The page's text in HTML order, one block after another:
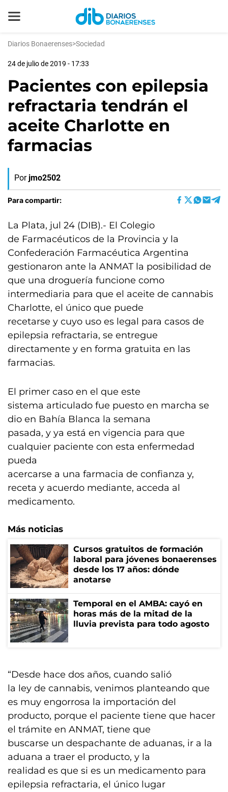
Diarios Bonaerenses>Sociedad
24 de julio de 2019 - 17:33
Pacientes con epilepsia
refractaria tendrán el
aceite Charlotte en
farmacias
Por jmo2502
Para compartir:
La Plata, jul 24 (DIB).- El Colegio
de Farmacéuticos de la Provincia y la
Confederación Farmacéutica Argentina
gestionaron ante la ANMAT la posibilidad de
que una droguería funcione como
intermediaria para que el aceite de cannabis
Charlotte, el único que puede
recetarse y cuyo uso es legal para casos de
epilepsia refractaria, se entregue
directamente y en forma gratuita en las
farmacias.
El primer caso en el que este
sistema articulado fue puesto en marcha se
dio en Bahía Blanca la semana
pasada, y ya está en vigencia para que
cualquier paciente con esta enfermedad
pueda
acercarse a una farmacia de confianza y,
receta y acuerdo mediante, acceda al
medicamento.
Más noticias
Cursos gratuitos de formación
laboral para jóvenes bonaerenses
desde los 17 años: dónde
anotarse
Temporal en el AMBA: cayó en
horas más de la mitad de la
lluvia prevista para todo agosto
“Desde hace dos años, cuando salió
la ley de cannabis, venimos planteando que
es muy engorrosa la importación del
producto, porque el paciente tiene que hacer
el trámite en ANMAT, tiene que
buscarse un despachante de aduanas, ir a la
aduana a traer el producto, y la
realidad es que si es un medicamento para
epilepsia refractaria, el único lugar